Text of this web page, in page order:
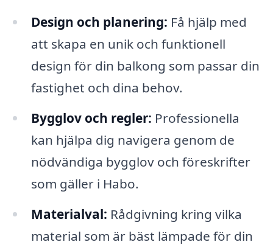
Design och planering: Få hjälp med
att skapa en unik och funktionell
design för din balkong som passar din
fastighet och dina behov.
Bygglov och regler: Professionella
kan hjälpa dig navigera genom de
nödvändiga bygglov och föreskrifter
som gäller i Habo.
Materialval: Rådgivning kring vilka
material som är bäst lämpade för din